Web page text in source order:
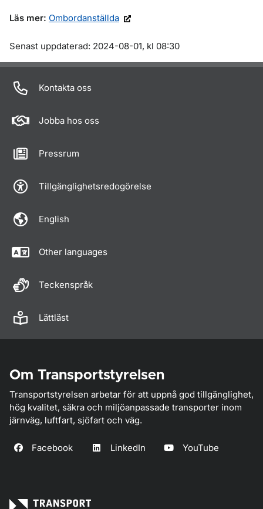
Läs mer: Ombordanställda
Om sidan
Senast uppdaterad: 2024-08-01, kl 08:30
Kontakta oss
Jobba hos oss
Pressrum
Tillgänglighetsredogörelse
English
Other languages
Teckenspråk
Lättläst
Om Transportstyrelsen
Transportstyrelsen arbetar för att uppnå god tillgänglighet,
hög kvalitet, säkra och miljöanpassade transporter inom
järnväg, luftfart, sjöfart och väg.
Facebook LinkedIn YouTube